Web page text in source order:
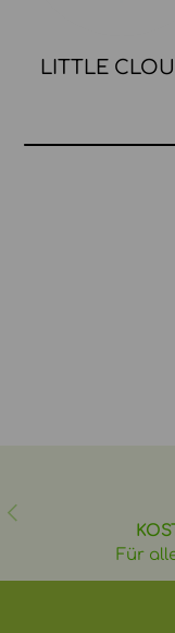
LITTLE
VORHERIGE
Für